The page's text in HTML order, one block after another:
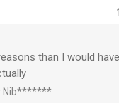
monitor van Techet
met iOS versie 18.0
met leeftijden
than I would
Nib*******